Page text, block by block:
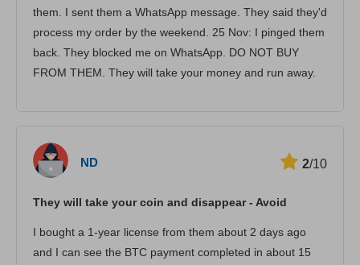
them. I sent them a WhatsApp message. They said they'd
process my order by the weekend. 25 Nov: I pinged them
back. They blocked me on WhatsApp. DO NOT BUY
FROM THEM. They will take your money and run away.
ND 2/10
They will take your coin and disappear - Avoid
I bought a 1-year license from them about 2 days ago
and I can see the BTC payment completed in about 15